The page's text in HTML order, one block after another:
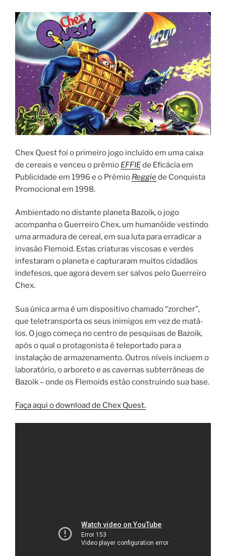
Chex Quest foi o primeiro jogo incluído em uma caixa
de cereais e venceu o prêmio EFFIEde Eficácia em
Publicidade em 1996 e o Prêmio Reggiede Conquista
Promocional em 1998.
Ambientado no distante planeta Bazoik, o jogo
acompanha o Guerreiro Chex, um humanóide vestindo
uma armadura de cereal, em sua luta para erradicar a
invasão Flemoid. Estas criaturas viscosas e verdes
infestaram o planeta e capturaram muitos cidadãos
indefesos, que agora devem ser salvos pelo Guerreiro
Chex.
Sua única arma é um dispositivo chamado “zorcher”,
que teletransporta os seus inimigos em vez de matá-
los. O jogo começa no centro de pesquisas de Bazoik,
após o qual o protagonista é teleportado para a
instalação de armazenamento. Outros níveis incluem o
laboratório, o arboreto e as cavernas subterrâneas de
Bazoik – onde os Flemoids estão construindo sua base.
Faça aqui o download de Chex Quest.